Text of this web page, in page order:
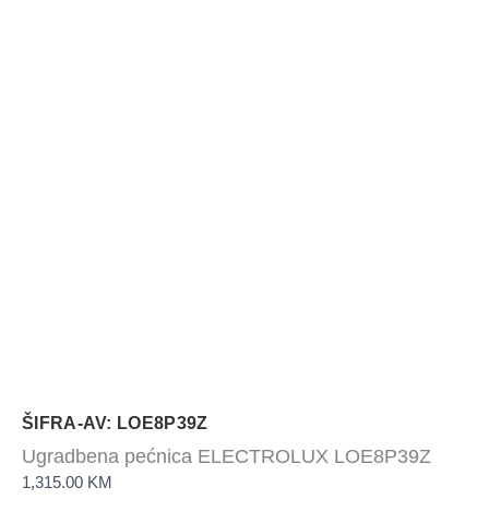
ŠIFRA-AV: LOE8P39Z
Ugradbena pećnica ELECTROLUX LOE8P39Z
1,315.00 KM